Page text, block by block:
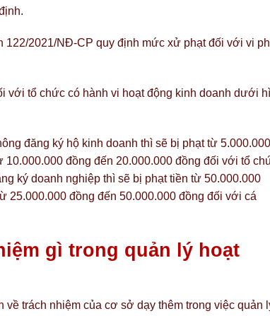
2021/NĐ-CP quy định mức xử phạt đối với vi
với tổ chức có hành vi hoạt động kinh doanh dưới
đăng ký hộ kinh doanh thì sẽ bị phạt từ 5.000.000
đồng đến 20.000.000 đồng đối với tổ
ký doanh nghiệp thì sẽ bị phạt tiền từ 50.000.000
25.000.000 đồng đến 50.000.000 đồng đối với cá
gì trong quản lý hoạt
trách nhiệm của cơ sở dạy thêm trong việc quản